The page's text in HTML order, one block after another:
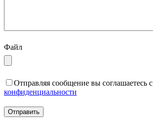
Файл
Отправляя сообщение вы соглашаетесь с
конфиденциальности